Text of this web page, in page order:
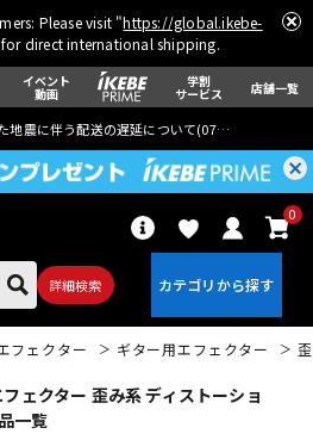
Please visit "https://global.ikebe-
direct international shipping.
イベント
動画
学割
サービス 店舗一覧
地震に伴う配送の遅延について(07月29日
詳細検索
0
フェクター ギター用エフェクター
ェクター 歪み系 ディストーショ
一覧